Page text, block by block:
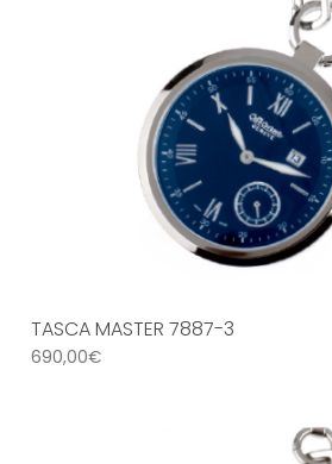
TASCA MASTER 7887-3
690,00€